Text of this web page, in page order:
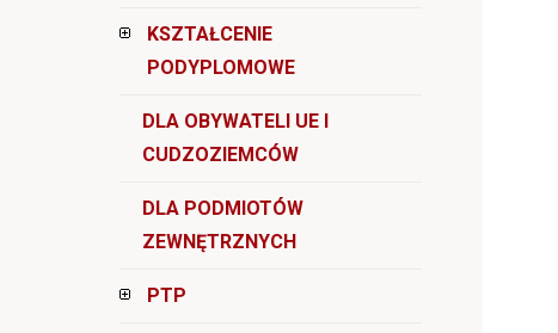
KSZTAŁCENIE
PODYPLOMOWE
DLA OBYWATELI UE I
CUDZOZIEMCÓW
DLA PODMIOTÓW
ZEWNĘTRZNYCH
PTP